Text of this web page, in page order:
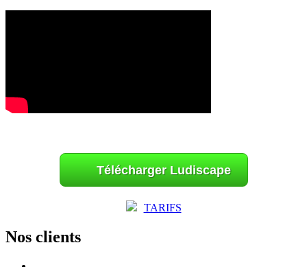
Télécharger Ludiscape
TARIFS
Nos clients